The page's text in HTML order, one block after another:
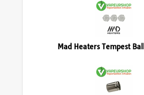
Mad Heaters Tempest